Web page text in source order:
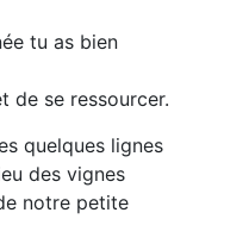
tu as bien
de se ressourcer.
quelques lignes
des vignes
notre petite